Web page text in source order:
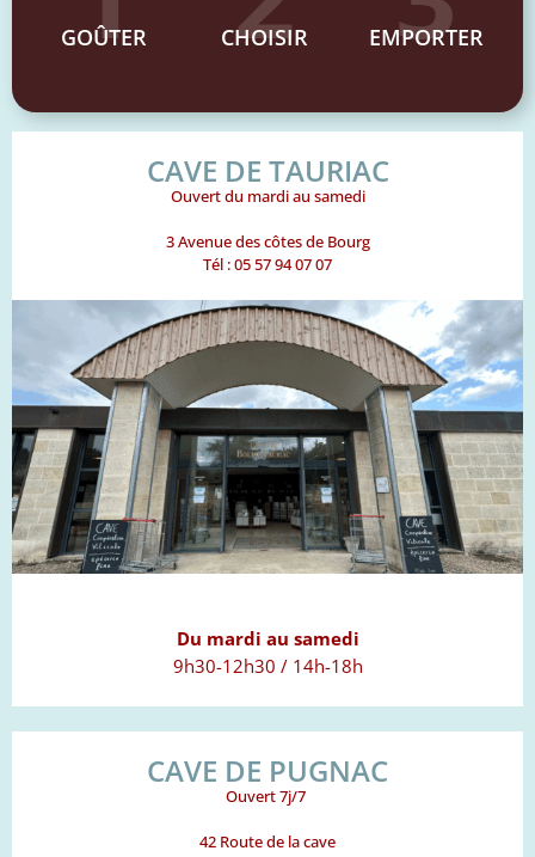
GOÛTER CHOISIR EMPORTER
CAVE DE TAURIAC
Ouvert du mardi au samedi
3 Avenue des côtes de Bourg
Tél : 05 57 94 07 07
Du mardi au samedi
9h30-12h30 / 14h-18h
CAVE DE PUGNAC
Ouvert 7j/7
42 Route de la cave